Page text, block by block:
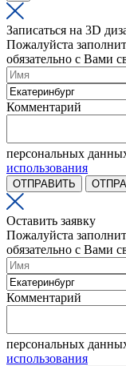
Записаться на 3D
Пожалуйста
обязательно с Вами
Комментарий
персональных
использования
ОТПРАВИТЬ
Оставить заявку
Пожалуйста
обязательно с Вами
Комментарий
персональных
использования